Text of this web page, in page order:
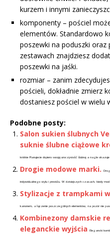
kurzem i innymi
komponenty – pościel
elementów. Standardowo
poszewki na poduszki oraz
zestawach znajdziesz
poszewki na jaśki.
rozmiar – zanim
pościeli, dokładnie zmierz
dostaniesz pościel w wielu
Podobne posty:
Salon sukien ślubnych
suknie ślubne ciążowe
krótkie Planujecie dopiero swoją uroczystość ślubną a nagle
Drogie modowe marki.
indywidualnego stylu i prestiżu. W dzisiejszych czasach, kiedy
Stylizacje z trampkami
kanonem, a łączenie poszczególnych elementów, na pozór nie
Kombinezony damskie
eleganckie wyjścia
Elegancki